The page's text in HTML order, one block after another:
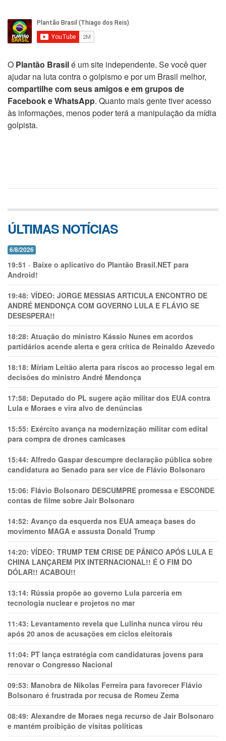
O Plantão Brasilé um site independente. Se você quer
ajudar na luta contra o golpismo e por um Brasil melhor,
compartilhe com seus amigos e em grupos de
Facebook e WhatsApp. Quanto mais gente tiver acesso
às informações, menos poder terá a manipulação da mídia
golpista.
ÚLTIMAS NOTÍCIAS
6/8/2026
19:51 - Baixe o aplicativo do Plantão Brasil.NET para
Android!
19:48: VÍDEO: JORGE MESSIAS ARTICULA ENCONTRO DE
ANDRÉ MENDONÇA COM GOVERNO LULA E FLÁVIO SE
DESESPERA!!
18:28: Atuação do ministro Kássio Nunes em acordos
partidários acende alerta e gera crítica de Reinaldo Azevedo
18:18: Míriam Leitão alerta para riscos ao processo legal em
decisões do ministro André Mendonça
17:58: Deputado do PL sugere ação militar dos EUA contra
Lula e Moraes e vira alvo de denúncias
15:55: Exército avança na modernização militar com edital
para compra de drones camicases
15:44: Alfredo Gaspar descumpre declaração pública sobre
candidatura ao Senado para ser vice de Flávio Bolsonaro
15:06: Flávio Bolsonaro DESCUMPRE promessa e ESCONDE
contas de filme sobre Jair Bolsonaro
14:52: Avanço da esquerda nos EUA ameaça bases do
movimento MAGA e assusta Donald Trump
14:20: VÍDEO: TRUMP TEM CRlSE DE PÂNlCO APÓS LULA E
CHINA LANÇAREM PIX INTERNACIONAL!! É O FIM DO
DÓLAR!! ACABOU!!
13:14: Rússia propõe ao governo Lula parceria em
tecnologia nuclear e projetos no mar
11:43: Levantamento revela que Lulinha nunca virou réu
após 20 anos de acusações em ciclos eleitorais
11:04: PT lança estratégia com candidaturas jovens para
renovar o Congresso Nacional
09:53: Manobra de Nikolas Ferreira para favorecer Flávio
Bolsonaro é frustrada por recusa de Romeu Zema
08:49: Alexandre de Moraes nega recurso de Jair Bolsonaro
e mantém proibição de visitas políticas